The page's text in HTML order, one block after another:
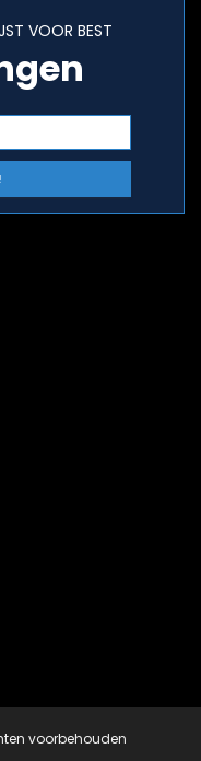
VOOR BEST
voorbehouden